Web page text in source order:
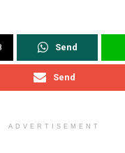
Send
Send
ADVERTISEMENT